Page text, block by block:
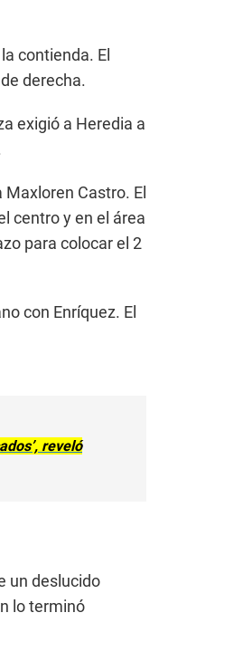
contienda. El
derecha.
exigió a Heredia a
Castro. El
centro y en el área
para colocar el 2
con Enríquez. El
reveló
un deslucido
lo terminó